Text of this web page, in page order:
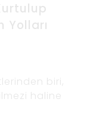
Yolları
biri,
haline